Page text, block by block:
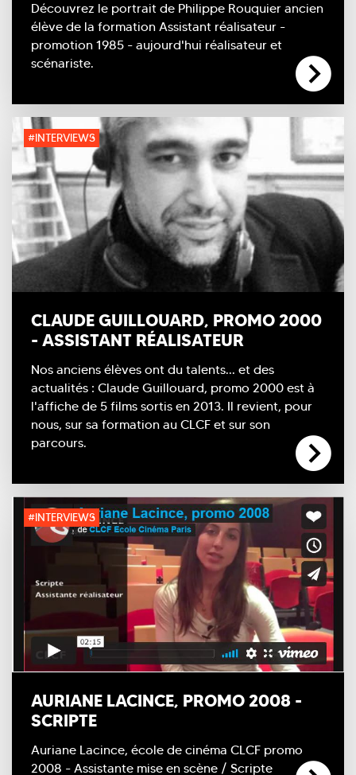
Découvrez le portrait de Philippe Rouquier ancien
élève de la formation Assistant réalisateur -
promotion 1985 - aujourd'hui réalisateur et
scénariste.
#INTERVIEWS
CLAUDE GUILLOUARD, PROMO 2000
- ASSISTANT RÉALISATEUR
Nos anciens élèves ont du talents... et des
actualités : Claude Guillouard, promo 2000 est à
l'affiche de 5 films sortis en 2013. Il revient, pour
nous, sur sa formation au CLCF et sur son
parcours.
#INTERVIEWS
AURIANE LACINCE, PROMO 2008 -
SCRIPTE
Auriane Lacince, école de cinéma CLCF promo
2008 - Assistante mise en scène / Scripte